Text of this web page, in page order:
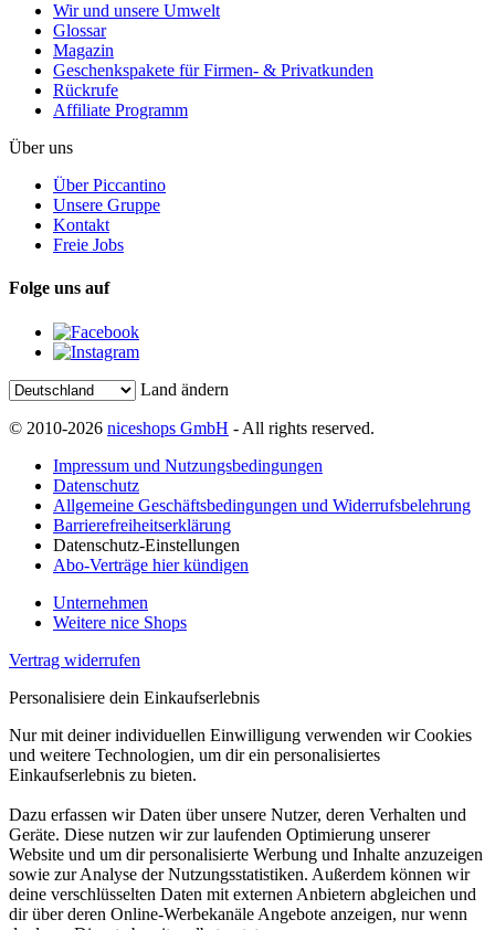
Wir und unsere Umwelt
Glossar
Magazin
Geschenkspakete für Firmen- & Privatkunden
Rückrufe
Affiliate Programm
Über uns
Über Piccantino
Unsere Gruppe
Kontakt
Freie Jobs
Folge uns auf
Land ändern
© 2010-2026 niceshops GmbH - All rights reserved.
Impressum und Nutzungsbedingungen
Datenschutz
Allgemeine Geschäftsbedingungen und Widerrufsbelehrung
Barrierefreiheitserklärung
Datenschutz-Einstellungen
Abo-Verträge hier kündigen
Unternehmen
Weitere nice Shops
Vertrag widerrufen
Personalisiere dein Einkaufserlebnis
Nur mit deiner individuellen Einwilligung verwenden wir Cookies
und weitere Technologien, um dir ein personalisiertes
Einkaufserlebnis zu bieten.
Dazu erfassen wir Daten über unsere Nutzer, deren Verhalten und
Geräte. Diese nutzen wir zur laufenden Optimierung unserer
Website und um dir personalisierte Werbung und Inhalte anzuzeigen
sowie zur Analyse der Nutzungsstatistiken. Außerdem können wir
deine verschlüsselten Daten mit externen Anbietern abgleichen und
dir über deren Online-Werbekanäle Angebote anzeigen, nur wenn